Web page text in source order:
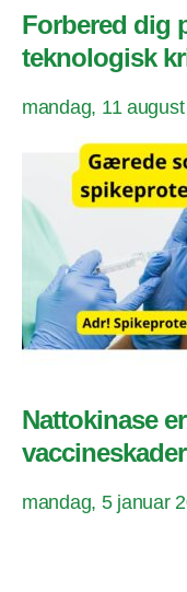
Forbered dig
teknologisk
mandag, 11
Nattokinase
vaccineskader
mandag, 5 januar